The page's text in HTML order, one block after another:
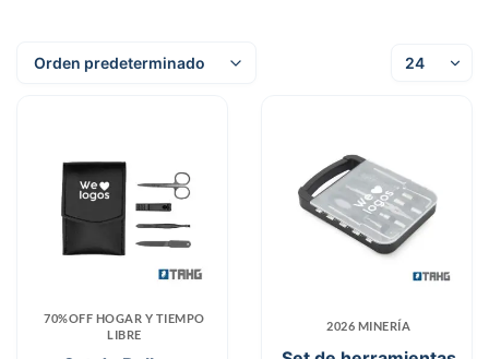
70%OFF HOGAR Y TIEMPO
LIBRE
2026 MINERÍA